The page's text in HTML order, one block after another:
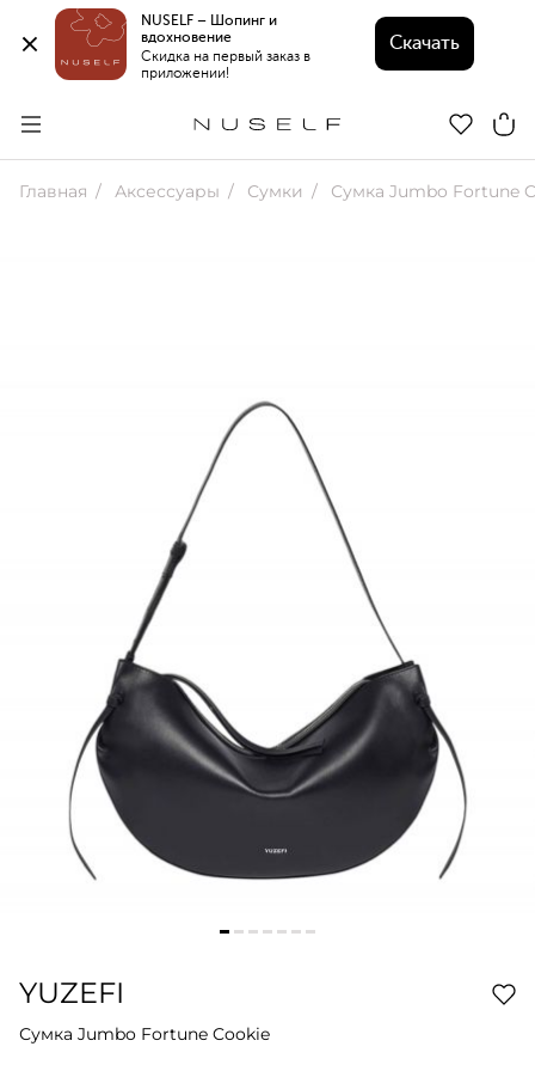
NUSELF – Шопинг и
вдохновение
Скидка на первый заказ в
приложении!
Скачать
Главная Аксессуары Сумки Сумка Jumbo Fortune
YUZEFI
Сумка Jumbo Fortune Cookie